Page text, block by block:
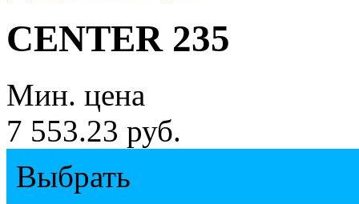
CENTER 235
Мин. цена
7 553.23 руб.
Выбрать